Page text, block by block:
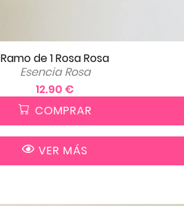
Ramo de 1 Rosa Rosa
Esencia Rosa
12.90 €
COMPRAR
VER MÁS